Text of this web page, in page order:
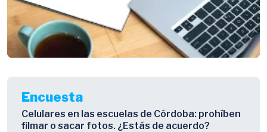
Encuesta
Celulares en las escuelas de Córdoba: prohíben
filmar o sacar fotos. ¿Estás de acuerdo?